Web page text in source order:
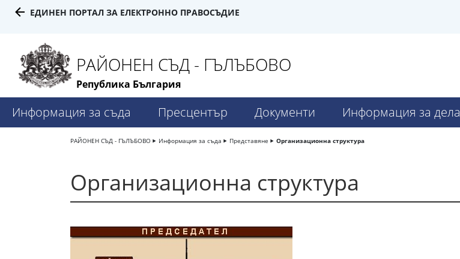
ЕДИНЕН ПОРТАЛ ЗА ЕЛЕКТРОННО ПРАВОСЪДИЕ
РАЙОНЕН СЪД - ГЪЛЪБОВО
Република България
Информация за съда Пресцентър Документи Информация за дела
РАЙОНЕН СЪД - ГЪЛЪБОВО Информация за съда Представяне Организационна структура
Организационна структура